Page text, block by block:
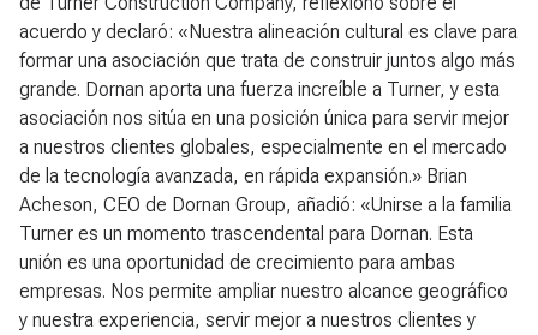
acuerdo y declaró: «Nuestra alineación cultural es clave para
formar una asociación que trata de construir juntos algo más
grande. Dornan aporta una fuerza increíble a Turner, y esta
asociación nos sitúa en una posición única para servir mejor
a nuestros clientes globales, especialmente en el mercado
de la tecnología avanzada, en rápida expansión.» Brian
Acheson, CEO de Dornan Group, añadió: «Unirse a la familia
Turner es un momento trascendental para Dornan. Esta
unión es una oportunidad de crecimiento para ambas
empresas. Nos permite ampliar nuestro alcance geográfico
y nuestra experiencia, servir mejor a nuestros clientes y